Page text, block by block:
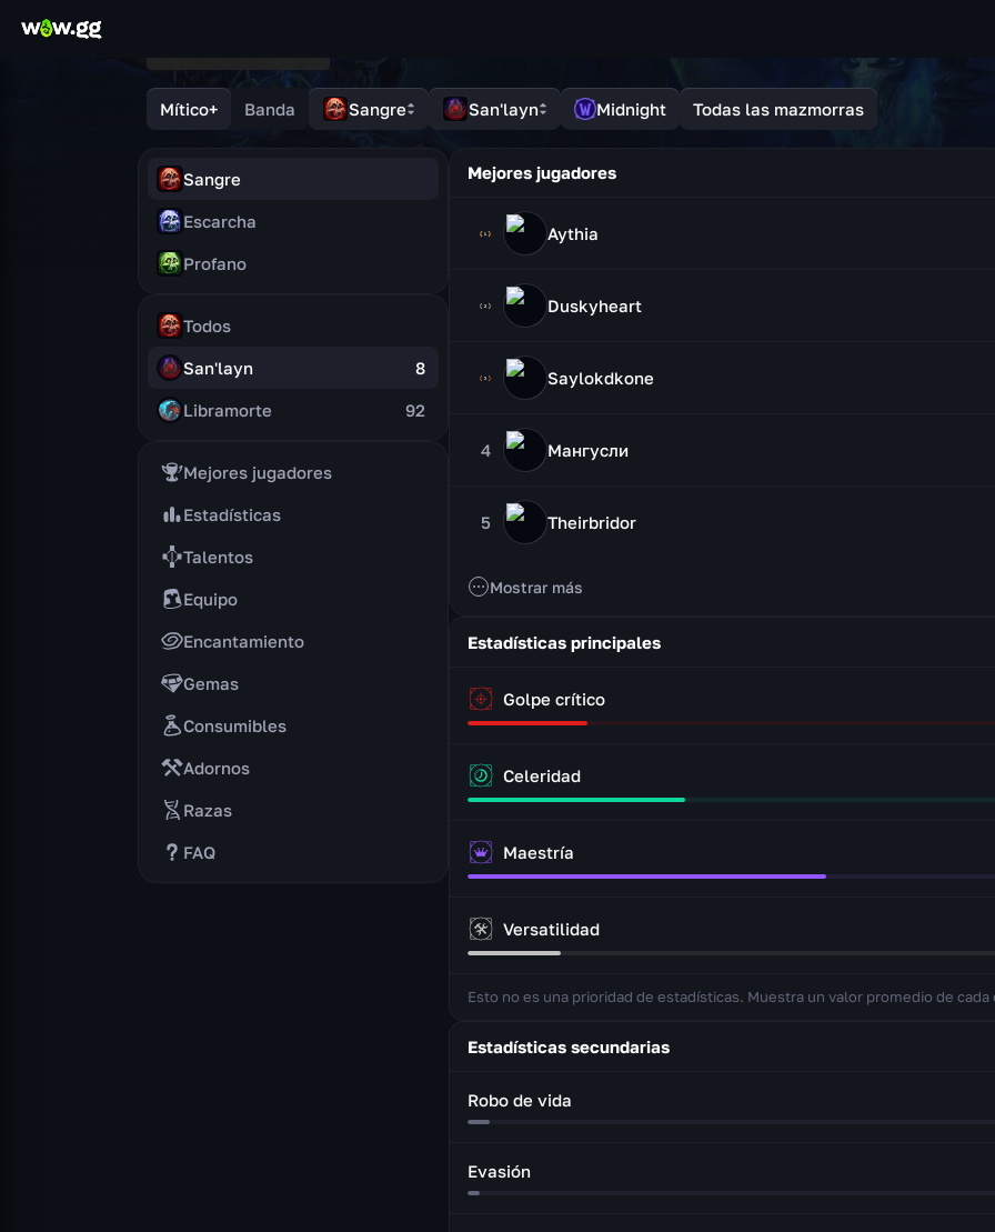
Mítico+ Banda Sangre San'layn Midnight Todas las mazmorras
Sangre
Escarcha
Profano
Todos
San'layn 8
Libramorte 92
Mejores jugadores
Estadísticas
Talentos
Equipo
Encantamiento
Gemas
Consumibles
Adornos
Razas
FAQ
Mejores jugadores
Aythia
Duskyheart
Saylokdkone
4 Мангусли
5 Theirbridor
Mostrar más
Estadísticas principales
Golpe crítico
Celeridad
Maestría
Versatilidad
Esto no es una prioridad de estadísticas. Muestra un valor promedio de
Estadísticas secundarias
Robo de vida
Evasión